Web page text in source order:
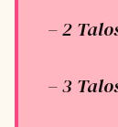
– 2
– 3